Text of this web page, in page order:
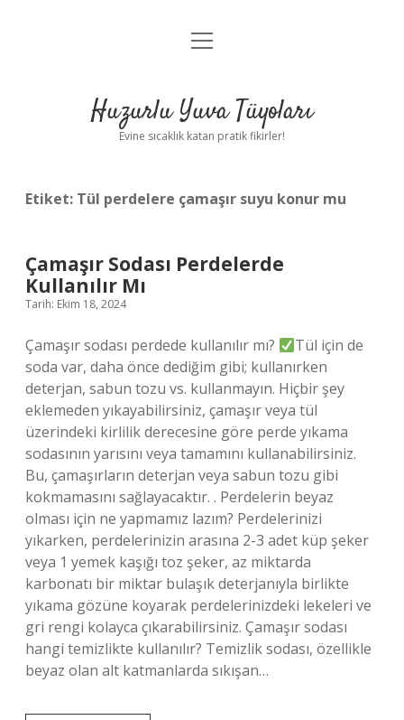
Anasayfa
Yasal Uyarı
menüyü
Huzurlu Yuva Tüyoları
Evine sıcaklık katan pratik fikirler!
Etiket: Tül perdelere çamaşır suyu konur mu
Çamaşır Sodası Perdelerde
Kullanılır Mı
Tarih: Ekim 18, 2024
Çamaşır sodası perdede kullanılır mı?
Tül için de
soda var, daha önce dediğim gibi; kullanırken
deterjan, sabun tozu vs. kullanmayın. Hiçbir şey
eklemeden yıkayabilirsiniz, çamaşır veya tül
üzerindeki kirlilik derecesine göre perde yıkama
sodasının yarısını veya tamamını kullanabilirsiniz.
Bu, çamaşırların deterjan veya sabun tozu gibi
kokmamasını sağlayacaktır. . Perdelerin beyaz
olması için ne yapmamız lazım? Perdelerinizi
yıkarken, perdelerinizin arasına 2-3 adet küp şeker
veya 1 yemek kaşığı toz şeker, az miktarda
karbonatı bir miktar bulaşık deterjanıyla birlikte
yıkama gözüne koyarak perdelerinizdeki lekeleri ve
gri rengi kolayca çıkarabilirsiniz. Çamaşır sodası
hangi temizlikte kullanılır? Temizlik sodası, özellikle
beyaz olan alt katmanlarda sıkışan…